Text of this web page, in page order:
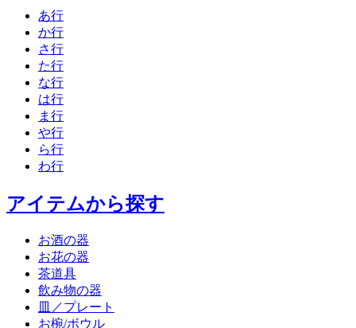
あ行
か行
さ行
た行
な行
は行
ま行
や行
ら行
わ行
アイテムから探す
お酒の器
お花の器
茶道具
飲み物の器
皿／プレート
お椀/ボウル